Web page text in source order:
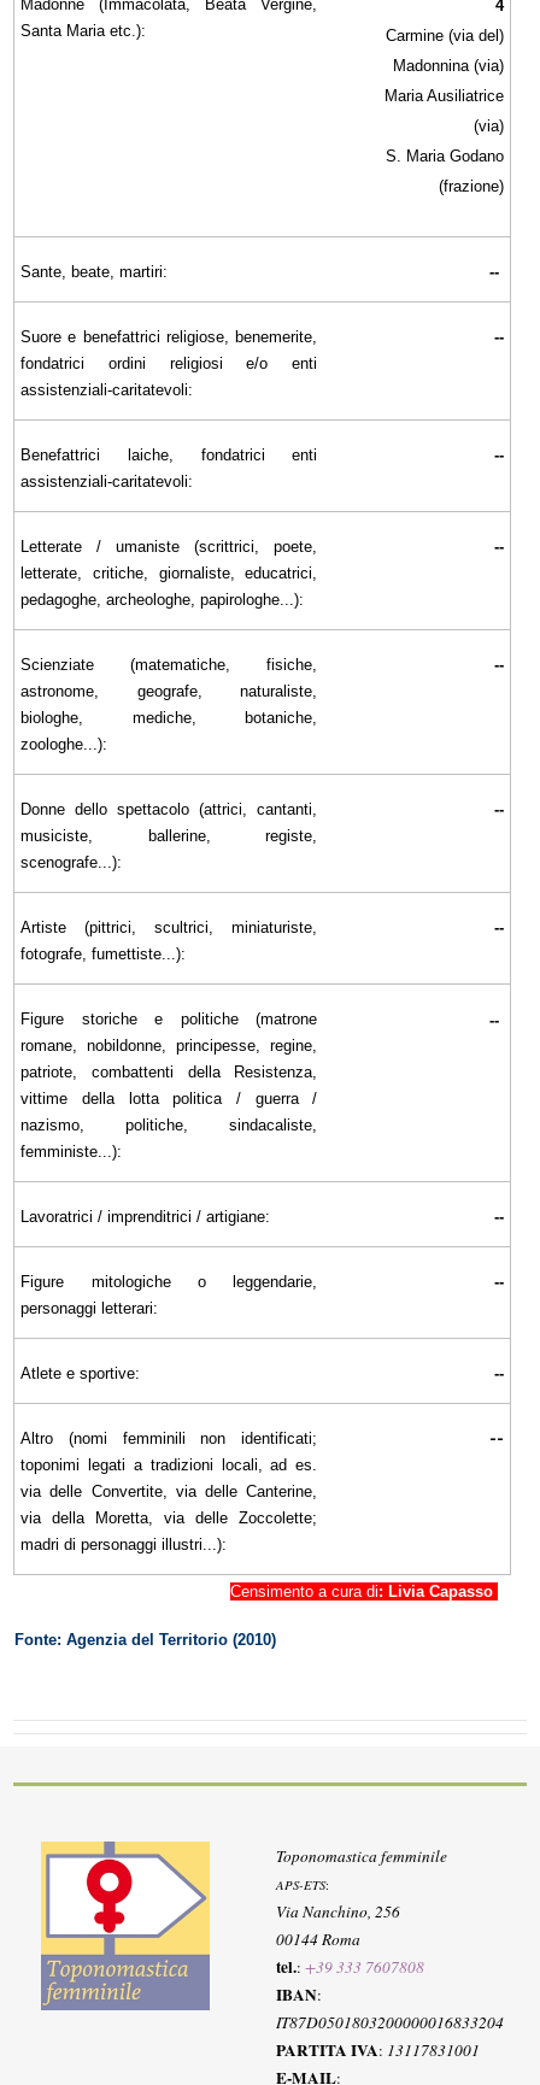
Madonne (Immacolata, Beata Vergine,
Santa Maria etc.):
4
Carmine (via del)
Madonnina (via)
Maria Ausiliatrice
(via)
S. Maria Godano
(frazione)
Sante, beate, martiri: --
Suore e benefattrici religiose, benemerite,
fondatrici ordini religiosi e/o enti
assistenziali-caritatevoli:
--
Benefattrici laiche, fondatrici enti
assistenziali-caritatevoli:
--
Letterate / umaniste (scrittrici, poete,
letterate, critiche, giornaliste, educatrici,
pedagoghe, archeologhe, papirologhe...):
--
Scienziate (matematiche, fisiche,
astronome, geografe, naturaliste,
biologhe, mediche, botaniche,
zoologhe...):
--
Donne dello spettacolo (attrici, cantanti,
musiciste, ballerine, registe,
scenografe...):
--
Artiste (pittrici, scultrici, miniaturiste,
fotografe, fumettiste...):
--
Figure storiche e politiche (matrone
romane, nobildonne, principesse, regine,
patriote, combattenti della Resistenza,
vittime della lotta politica / guerra /
nazismo, politiche, sindacaliste,
femministe...):
--
Lavoratrici / imprenditrici / artigiane: --
Figure mitologiche o leggendarie,
personaggi letterari:
--
Atlete e sportive: --
Altro (nomi femminili non identificati;
toponimi legati a tradizioni locali, ad es.
via delle Convertite, via delle Canterine,
via della Moretta, via delle Zoccolette;
madri di personaggi illustri...):
--
Censimento a cura di: Livia Capasso
Fonte: Agenzia del Territorio (2010)
Toponomastica femminile
APS-ETS:
Via Nanchino, 256
00144 Roma
tel.:+39 333 7607808
IBAN:
IT87D0501803200000016833204
PARTITA IVA: 13117831001
E-MAIL: